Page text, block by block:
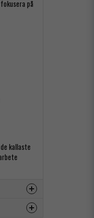
på
kallaste